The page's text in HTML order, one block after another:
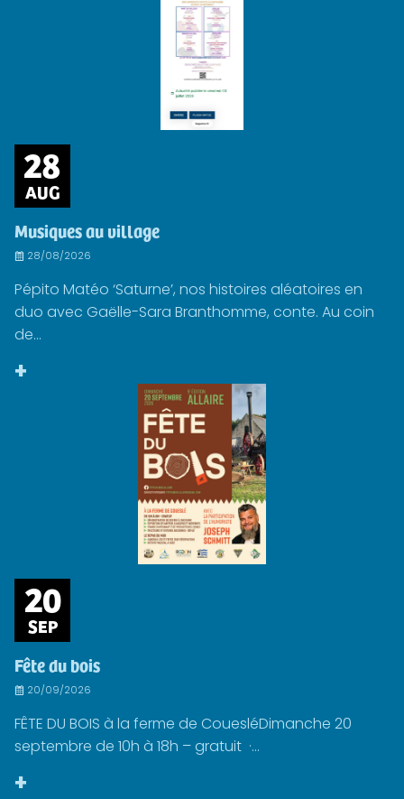
28
AUG
Musiques au village
28/08/2026
Pépito Matéo ‘Saturne’, nos histoires aléatoires en
duo avec Gaëlle-Sara Branthomme, conte. Au coin
de...
+
20
SEP
Fête du bois
20/09/2026
FÊTE DU BOIS à la ferme de CouesléDimanche 20
septembre de 10h à 18h – gratuit ·...
+